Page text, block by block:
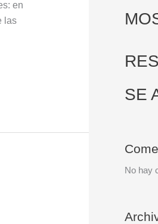
en
las
SE
No hay